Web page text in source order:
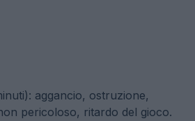
aggancio, ostruzione,
pericoloso, ritardo del gioco.